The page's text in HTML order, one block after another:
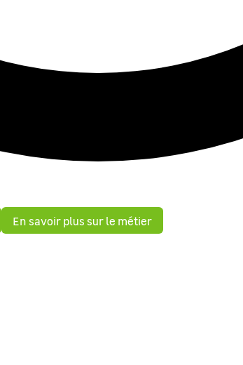
En savoir plus sur le métier